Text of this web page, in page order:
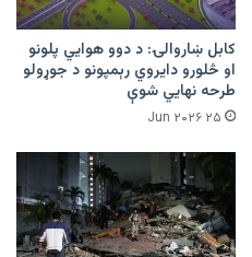
کابل ښاروالۍ: د دوو هوايي پلونو
او څلورو دایروي رېمپونو د جوړولو
طرحه نهایي شوې
۲۵ Jun ۲۰۲۶